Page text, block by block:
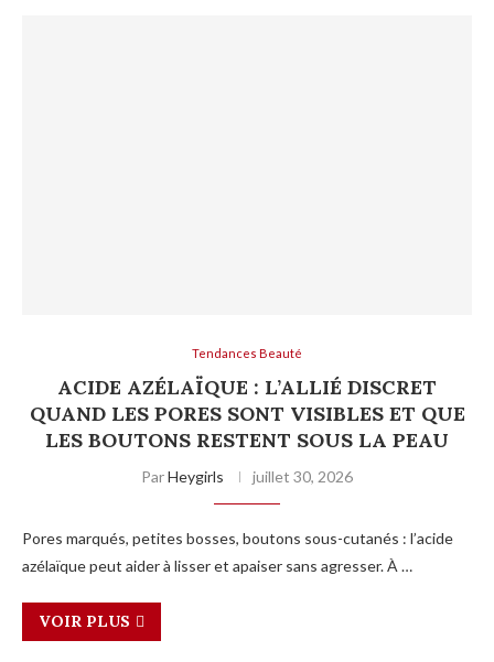
Tendances Beauté
ACIDE AZÉLAÏQUE : L’ALLIÉ DISCRET
QUAND LES PORES SONT VISIBLES ET QUE
LES BOUTONS RESTENT SOUS LA PEAU
ParHeygirls juillet 30, 2026
Pores marqués, petites bosses, boutons sous-cutanés : l’acide
azélaïque peut aider à lisser et apaiser sans agresser. À …
VOIR PLUS